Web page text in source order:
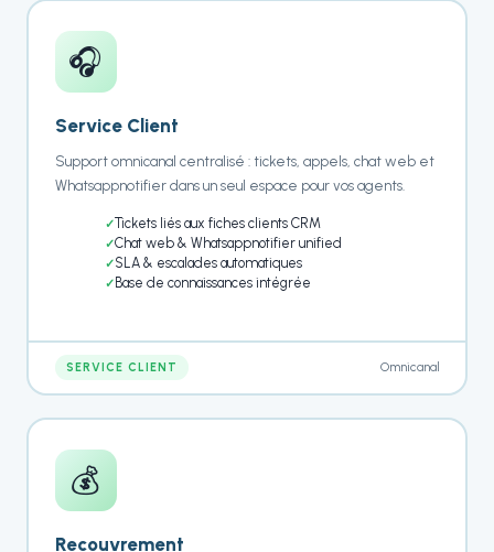
🎧
Service Client
Support omnicanal centralisé : tickets, appels, chat web et
Whatsappnotifier dans un seul espace pour vos agents.
Tickets liés aux fiches clients CRM
Chat web & Whatsappnotifier unified
SLA & escalades automatiques
Base de connaissances intégrée
SERVICE CLIENT Omnicanal
💰
Recouvrement